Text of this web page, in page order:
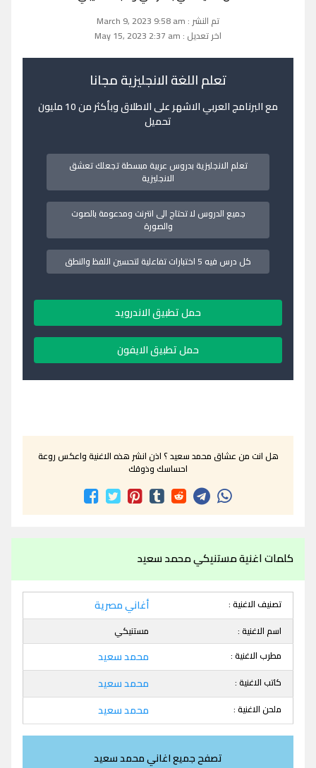
تم النشر : March 9, 2023 9:58 am
اخر تعديل : May 15, 2023 2:37 am
تعلم اللغة الانجليزية مجانا
مع البرنامج العربي الاشهر على الاطلاق وبأكثر من 10 مليون
تحميل
تعلم الانجليزية بدروس عربية مبسطة تجعلك تعشق
الانجليزية
جميع الدروس لا تحتاج الى انترنت ومدعومة بالصوت
والصورة
كل درس فيه 5 اختبارات تفاعلية لتحسين اللفظ والنطق
حمل تطبيق الاندرويد
حمل تطبيق الايفون
هل انت من عشاق محمد سعيد ؟ اذن انشر هذه الاغنية واعكس روعة
احساسك وذوقك
كلمات اغنية مستنيكي محمد سعيد
تصنيف الاغنية : أغاني مصرية
اسم الاغنية :
مستنيكي
مطرب الاغنية :
محمد سعيد
كاتب الاغنية : محمد سعيد
ملحن الاغنية : محمد سعيد
تصفح جميع اغاني محمد سعيد